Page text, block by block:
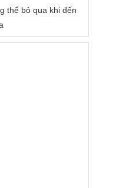
thể bỏ qua khi đến